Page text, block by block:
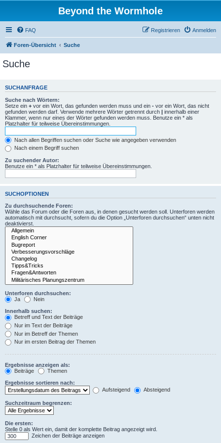
Beyond the Wormhole
FAQ Anmelden
Registrieren
Foren-Übersicht Suche
Suche
SUCHANFRAGE
Suche nach Wörtern:
Setze ein + vor ein Wort, das gefunden werden muss und ein - vor ein Wort, das nicht
gefunden werden darf. Verwende mehrere Wörter getrennt durch | innerhalb einer
Klammer, wenn nur eines der Wörter gefunden werden muss. Benutze ein * als
Platzhalter für teilweise Übereinstimmungen.
Nach allen Begriffen suchen oder Suche wie angegeben verwenden
Nach einem Begriff suchen
Zu suchender Autor:
Benutze ein * als Platzhalter für teilweise Übereinstimmungen.
SUCHOPTIONEN
Zu durchsuchende Foren:
Wähle das Forum oder die Foren aus, in denen gesucht werden soll. Unterforen werden
automatisch mit durchsucht, sofern du die Option „Unterforen durchsuchen“ unten nicht
deaktivierst.
Unterforen durchsuchen:
Ja
Nein
Innerhalb suchen:
Betreff und Text der Beiträge
Nur im Text der Beiträge
Nur im Betreff der Themen
Nur im ersten Beitrag der Themen
Ergebnisse anzeigen als:
Beiträge
Themen
Ergebnisse sortieren nach:
Aufsteigend
Absteigend
Suchzeitraum begrenzen:
Die ersten:
Stelle 0 als Wert ein, damit der komplette Beitrag angezeigt wird.
Zeichen der Beiträge anzeigen